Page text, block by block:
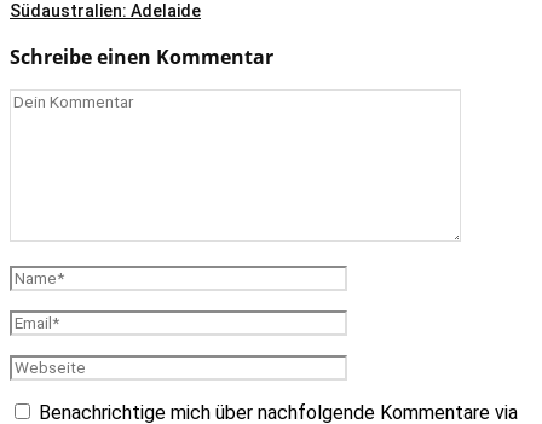
Südaustralien: Adelaide
Schreibe einen Kommentar
Benachrichtige mich über nachfolgende Kommentare via